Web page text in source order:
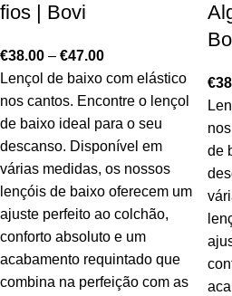
fios | Bovi
€38.00 – €47.00
Lençol de baixo com elástico
nos cantos. Encontre o lençol
de baixo ideal para o seu
descanso. Disponível em
várias medidas, os nossos
lençóis de baixo oferecem um
ajuste perfeito ao colchão,
conforto absoluto e um
acabamento requintado que
combina na perfeição com as
€
de